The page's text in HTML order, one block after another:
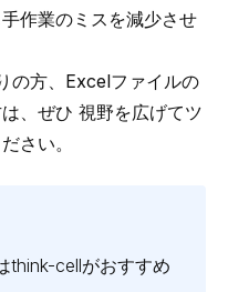
作業のミスを減少させ
の方、Excelファイルの
、ぜひ 視野を広げてツ
さい。
think-cellがおすすめ